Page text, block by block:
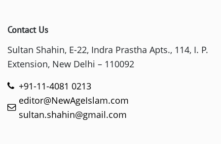
Contact Us
Sultan Shahin, E-22, Indra Prastha Apts., 114, I. P.
Extension, New Delhi – 110092
+91-11-4081 0213
editor@NewAgeIslam.com
sultan.shahin@gmail.com